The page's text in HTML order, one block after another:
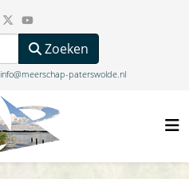
Zoeken
info@meerschap-paterswolde.nl